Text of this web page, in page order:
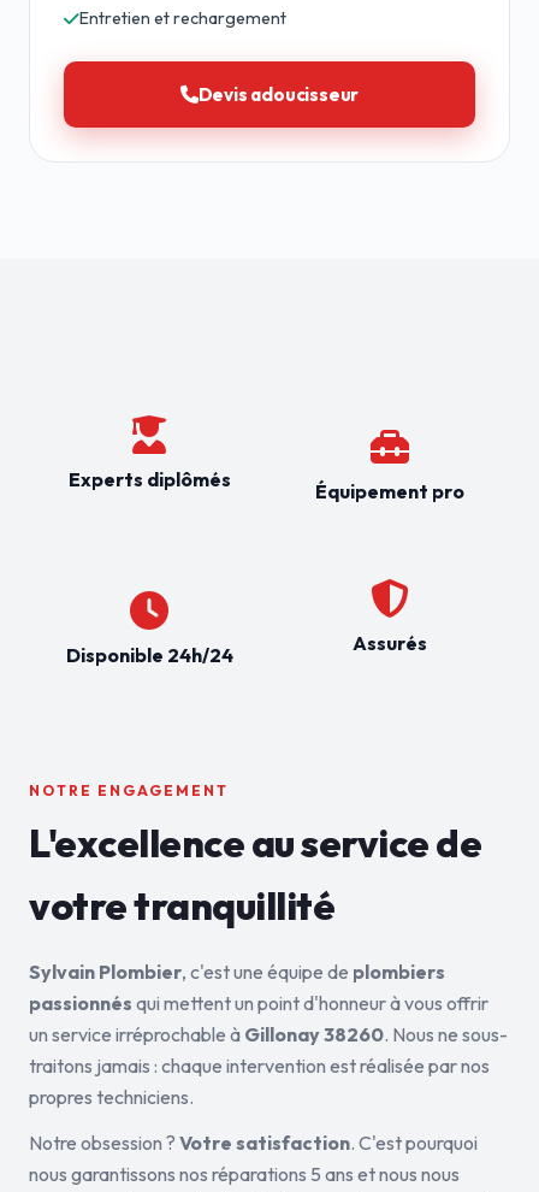
Entretien et rechargement
Devis adoucisseur
Experts diplômés
Disponible 24h/24
Équipement pro
Assurés
NOTRE ENGAGEMENT
L'excellence au service de
votre tranquillité
Sylvain Plombier, c'est une équipe de plombiers
passionnés qui mettent un point d'honneur à vous offrir
un service irréprochable à Gillonay 38260. Nous ne sous-
traitons jamais : chaque intervention est réalisée par nos
propres techniciens.
Notre obsession ? Votre satisfaction. C'est pourquoi
nous garantissons nos réparations 5 ans et nous nous